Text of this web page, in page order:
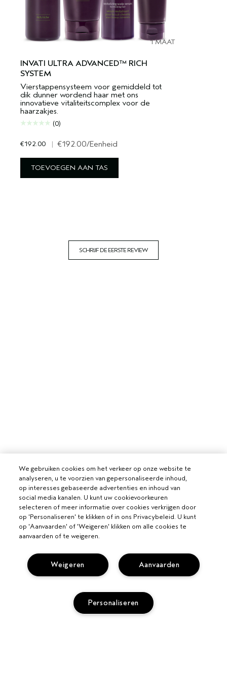
1 MAAT
INVATI ULTRA ADVANCED™ RICH
SYSTEM
Vierstappensysteem voor gemiddeld tot
dik dunner wordend haar met ons
innovatieve vitaliteitscomplex voor de
haarzakjes.
(0)
€192.00 | €192.00/Eenheid
TOEVOEGEN AAN TAS
SCHRIJF DE EERSTE REVIEW
VOOR PROFESSIONALS
HULP NODIG?
VOLG MIJN BESTELLING
KLANTENSERVICE
CONTACTEER FABRIKANT
GEBRUIKSVOORWAARDEN
We gebruiken cookies om het verkeer op onze website te
analyseren, u te voorzien van gepersonaliseerde inhoud,
op interesses gebaseerde advertenties en inhoud van
social media kanalen. U kunt uw cookievoorkeuren
selecteren of meer informatie over cookies verkrijgen door
op 'Personaliseren' te klikken of in ons Privacybeleid. U kunt
op 'Aanvaarden' of 'Weigeren' klikken om alle cookies te
aanvaarden of te weigeren.
Aanvaarden
Weigeren
Personaliseren